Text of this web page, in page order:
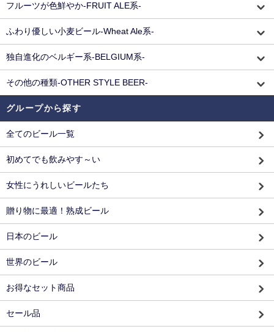
フルーツが色鮮やか-FRUIT ALE系-
ふわり優しい小麦ビール-Wheat Ale系-
独自進化のベルギー系-BELGIUM系-
その他の種類-OTHER STYLE BEER-
グループから探す
全てのビール一覧
初めてでも飲みやす～い
女性にうれしいビールたち
贈り物に最適！熟成ビール
日本のビール
世界のビール
お得なセット商品
セール品